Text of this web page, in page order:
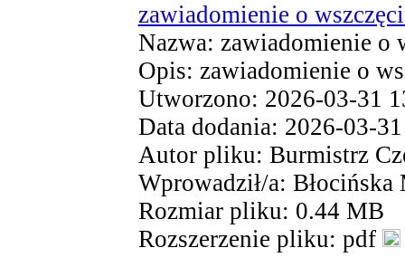
zawiadomienie o
Nazwa: zawiadomienie o
Opis: zawiadomienie o
Utworzono: 2026-03-31
Data dodania: 2026-03-
Autor pliku: Burmistrz
Wprowadził/a: Błocińska
Rozmiar pliku: 0.44 MB
Rozszerzenie pliku: pdf